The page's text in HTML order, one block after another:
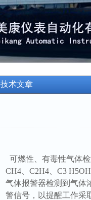
技术文章
可燃性、有毒性气体
CH4、C2H4、C3
气体报警器检测到气体
警信号，以提醒工作采